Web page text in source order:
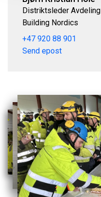
Distriktsleder
Building Nordics
+47 920 88 901
Send epost